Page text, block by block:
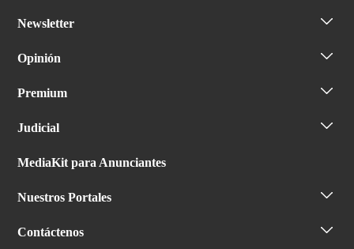
Newsletter
Opinión
Premium
Judicial
MediaKit para Anunciantes
Nuestros Portales
Contáctenos